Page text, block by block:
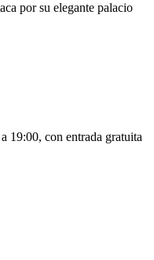
por su elegante palacio
19:00, con entrada gratuita